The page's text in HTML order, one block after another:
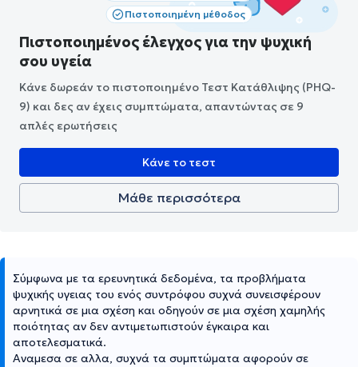
Πιστοποιημένη μέθοδος
Πιστοποιημένος έλεγχος για την ψυχική
σου υγεία
Κάνε δωρεάν το πιστοποιημένο Τεστ Κατάθλιψης (PHQ-
9) και δες αν έχεις συμπτώματα, απαντώντας σε 9
απλές ερωτήσεις
Κάνε το τεστ
Μάθε περισσότερα
Σύμφωνα με τα ερευνητικά δεδομένα, τα προβλήματα
ψυχικής υγειας του ενός συντρόφου συχνά συνεισφέρουν
αρνητικά σε μια σχέση και οδηγούν σε μια σχέση χαμηλής
ποιότητας αν δεν αντιμετωπιστούν έγκαιρα και
αποτελεσματικά.
Αναμεσα σε αλλα, συχνά τα συμπτώματα αφορούν σε